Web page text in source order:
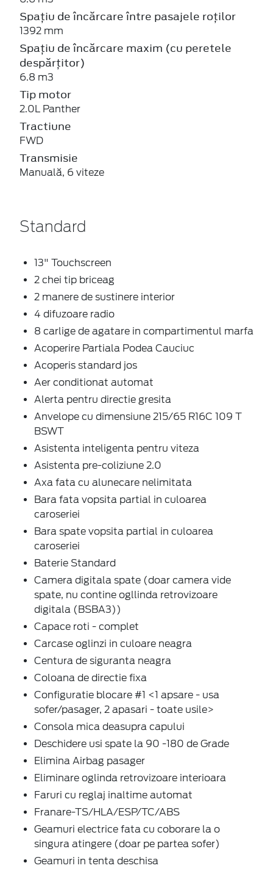
Spațiu de încărcare între pasajele roților
1392 mm
Spațiu de încărcare maxim (cu peretele
despărțitor)
6.8 m3
Tip motor
2.0L Panther
Tractiune
FWD
Transmisie
Manuală, 6 viteze
Standard
13" Touchscreen
2 chei tip briceag
2 manere de sustinere interior
4 difuzoare radio
8 carlige de agatare in compartimentul marfa
Acoperire Partiala Podea Cauciuc
Acoperis standard jos
Aer conditionat automat
Alerta pentru directie gresita
Anvelope cu dimensiune 215/65 R16C 109 T
BSWT
Asistenta inteligenta pentru viteza
Asistenta pre-coliziune 2.0
Axa fata cu alunecare nelimitata
Bara fata vopsita partial in culoarea
caroseriei
Bara spate vopsita partial in culoarea
caroseriei
Baterie Standard
Camera digitala spate (doar camera vide
spate, nu contine ogllinda retrovizoare
digitala (BSBA3))
Capace roti - complet
Carcase oglinzi in culoare neagra
Centura de siguranta neagra
Coloana de directie fixa
Configuratie blocare #1 <1 apsare - usa
sofer/pasager, 2 apasari - toate usile>
Consola mica deasupra capului
Deschidere usi spate la 90 -180 de Grade
Elimina Airbag pasager
Eliminare oglinda retrovizoare interioara
Faruri cu reglaj inaltime automat
Franare-TS/HLA/ESP/TC/ABS
Geamuri electrice fata cu coborare la o
singura atingere (doar pe partea sofer)
Geamuri in tenta deschisa